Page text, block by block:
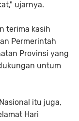
ujarnya.
terima kasih
Permerintah
Provinsi yang
untum
itu juga,
Hari